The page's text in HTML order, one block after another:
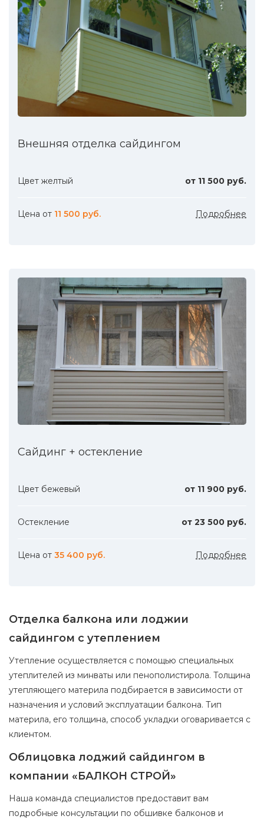
Внешняя отделка сайдингом
Цвет желтый от 11 500 руб.
Цена от 11 500 руб. Подробнее
Сайдинг + остекление
Цвет бежевый от 11 900 руб.
Остекление от 23 500 руб.
Цена от 35 400 руб. Подробнее
Отделка балкона или лоджии
сайдингом с утеплением
Утепление осуществляется с помощью специальных
утеплителей из минваты или пенополистирола. Толщина
утепляющего материла подбирается в зависимости от
назначения и условий эксплуатации балкона. Тип
материла, его толщина, способ укладки оговаривается с
клиентом.
Облицовка лоджий сайдингом в
компании «БАЛКОН СТРОЙ»
Наша команда специалистов предоставит вам
подробные консультации по обшивке балконов и